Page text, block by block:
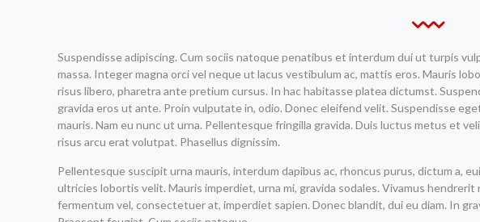
Suspendisse adipiscing. Cum sociis natoque penatibus et interdum dui ut turpis
massa. Integer magna orci vel neque ut lacus vestibulum ac, mattis eros. Mauris
risus libero, pharetra ante pretium cursus. In hac habitasse platea dictumst.
gravida eros ut ante. Proin vulputate in, odio. Donec eleifend velit. Suspendisse
mauris. Nam eu nunc ut urna. Pellentesque fringilla gravida. Duis luctus metus et
risus arcu erat volutpat. Phasellus dignissim.
Pellentesque suscipit urna mauris, interdum dapibus ac, rhoncus purus, dictum a,
ultricies lobortis velit. Mauris imperdiet, urna mi, gravida sodales. Vivamus
fermentum vel, consectetuer at, imperdiet sapien. Donec blandit, dui eu diam. In